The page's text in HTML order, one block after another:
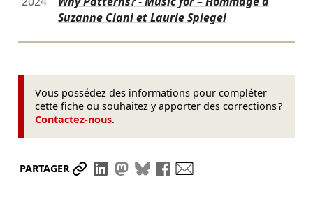
Suzanne Ciani et Laurie Spiegel
Vous possédez des informations pour compléter
cette fiche ou souhaitez y apporter des corrections ?
Contactez-nous.
PARTAGER Partager le lien
Partager sur LinkedIn
Partager sur Mastodon
Partager sur Bluesky
Partager sur Facebook